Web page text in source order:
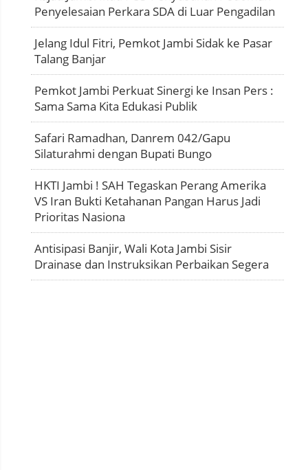
Penyelesaian Perkara SDA di Luar Pengadilan
Jelang Idul Fitri, Pemkot Jambi Sidak ke Pasar
Talang Banjar
Pemkot Jambi Perkuat Sinergi ke Insan Pers :
Sama Sama Kita Edukasi Publik
Safari Ramadhan, Danrem 042/Gapu
Silaturahmi dengan Bupati Bungo
HKTI Jambi ! SAH Tegaskan Perang Amerika
VS Iran Bukti Ketahanan Pangan Harus Jadi
Prioritas Nasiona
Antisipasi Banjir, Wali Kota Jambi Sisir
Drainase dan Instruksikan Perbaikan Segera